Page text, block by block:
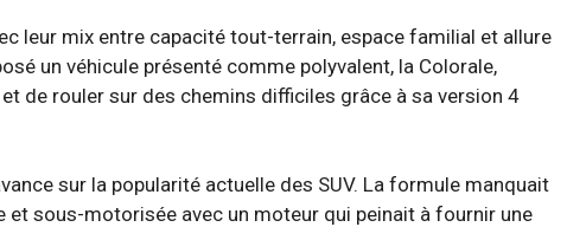
leur mix entre capacité tout-terrain, espace familial et allure
un véhicule présenté comme polyvalent, la Colorale,
de rouler sur des chemins difficiles grâce à sa version 4
sur la popularité actuelle des SUV. La formule manquait
et sous-motorisée avec un moteur qui peinait à fournir une